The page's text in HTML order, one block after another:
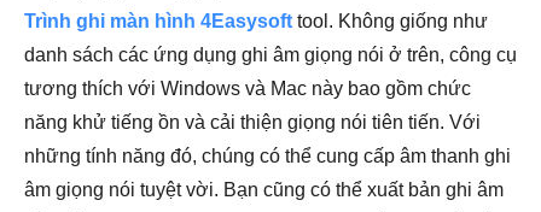
Trình ghi màn hình 4Easysoft tool. Không giống như
danh sách các ứng dụng ghi âm giọng nói ở trên, công cụ
tương thích với Windows và Mac này bao gồm chức
năng khử tiếng ồn và cải thiện giọng nói tiên tiến. Với
những tính năng đó, chúng có thể cung cấp âm thanh ghi
âm giọng nói tuyệt vời. Bạn cũng có thể xuất bản ghi âm